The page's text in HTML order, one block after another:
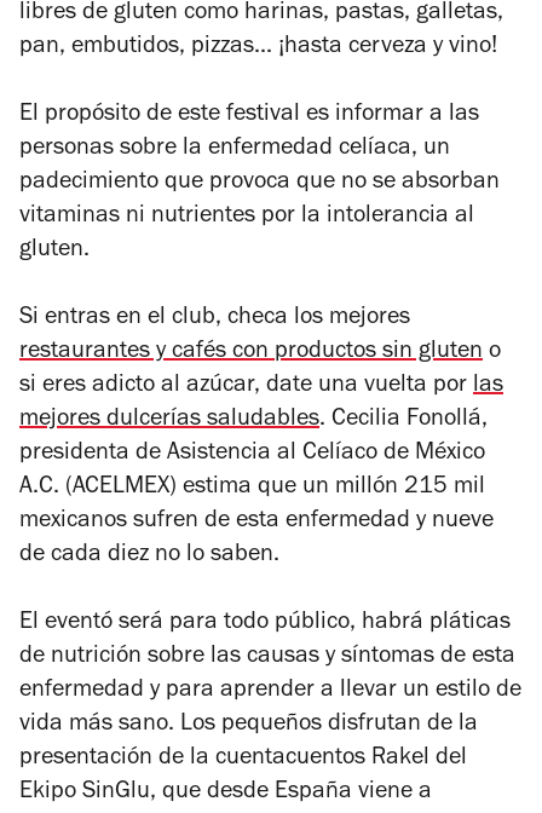
libres de gluten como harinas, pastas, galletas,
pan, embutidos, pizzas... ¡hasta cerveza y vino!
El propósito de este festival es informar a las
personas sobre la enfermedad celíaca, un
padecimiento que provoca que no se absorban
vitaminas ni nutrientes por la intolerancia al
gluten.
Si entras en el club, checa los mejores
restaurantes y cafés con productos sin gluten o
si eres adicto al azúcar, date una vuelta por las
mejores dulcerías saludables. Cecilia Fonollá,
presidenta de Asistencia al Celíaco de México
A.C. (ACELMEX) estima que un millón 215 mil
mexicanos sufren de esta enfermedad y nueve
de cada diez no lo saben.
El eventó será para todo público, habrá pláticas
de nutrición sobre las causas y síntomas de esta
enfermedad y para aprender a llevar un estilo de
vida más sano. Los pequeños disfrutan de la
presentación de la cuentacuentos Rakel del
Ekipo SinGlu, que desde España viene a